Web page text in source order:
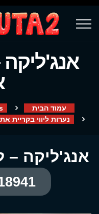
אנג'ליקה
עמוד הבית
נערות ליווי בקריית
אנג'ליקה –